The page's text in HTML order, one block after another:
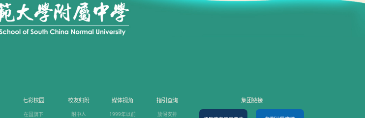
七彩校园
在国旗下
校友归附
附中人
媒体视角
1999年以前
指引查询
放假安排
集团链接